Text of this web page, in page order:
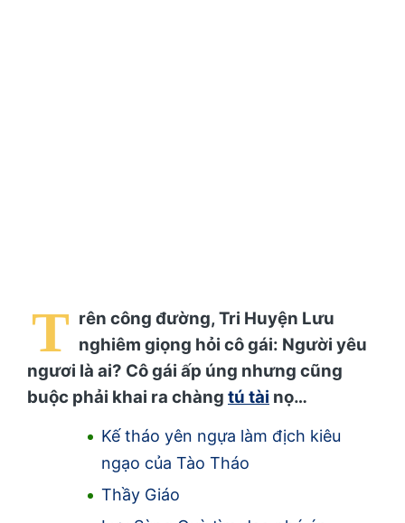
T rên công đường, Tri Huyện Lưu
nghiêm giọng hỏi cô gái: Người yêu
ngươi là ai? Cô gái ấp úng nhưng cũng
buộc phải khai ra chàng tú tài nọ…
Kế tháo yên ngựa làm địch kiêu
ngạo của Tào Tháo
Thầy Giáo